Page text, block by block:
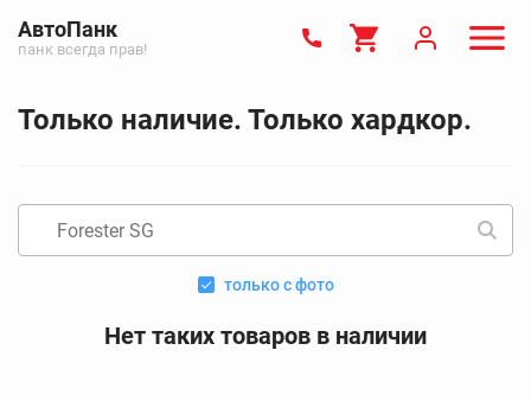
АвтоПанк
панк всегда прав!
Только наличие. Только хардкор.
только с фото
Нет таких товаров в наличии